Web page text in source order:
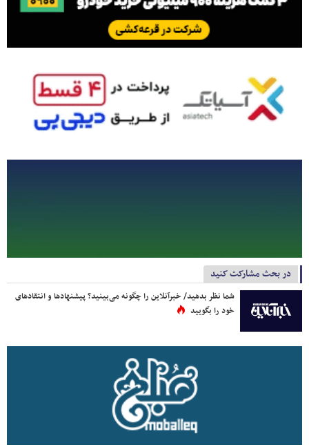
در بحث مشارکت کنید
شما نظر بدهید/ خبرآنلاین را چگونه می‌بینید؟ پیشنهادها و انتقادهای
خود را بگویید